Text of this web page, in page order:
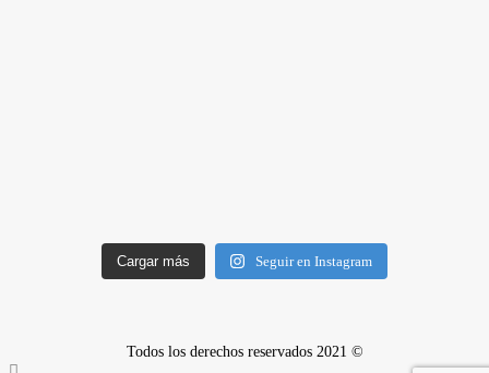
Cargar más Seguir en Instagram
Todos los derechos reservados 2021 ©